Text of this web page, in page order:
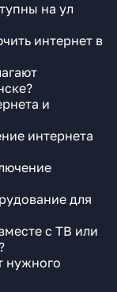
на ул
интернет в
и
интернета
для
с ТВ или
нужного